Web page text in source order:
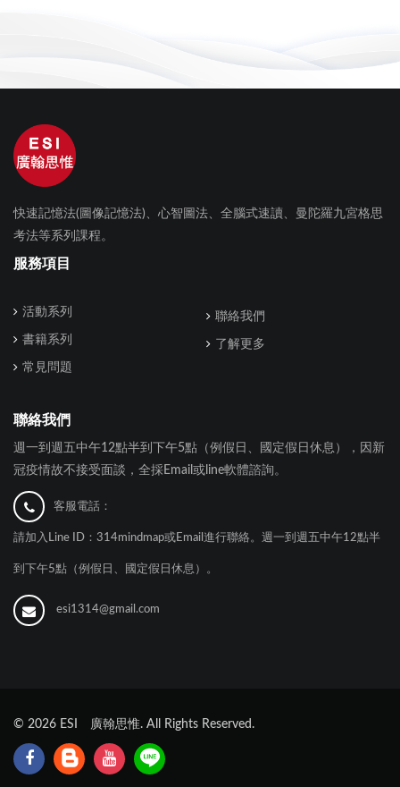
快速記憶法(圖像記憶法)、心智圖法、全腦式速讀、曼陀羅九宮格思
考法等系列課程。
服務項目
活動系列
書籍系列
常見問題
聯絡我們
了解更多
聯絡我們
週一到週五中午12點半到下午5點（例假日、國定假日休息），因新
冠疫情故不接受面談，全採Email或line軟體諮詢。
客服電話：
請加入Line ID：314mindmap或Email進行聯絡。週一到週五中午12點半
到下午5點（例假日、國定假日休息）。
esi1314@gmail.com
© 2026 ESI 廣翰思惟. All Rights Reserved.